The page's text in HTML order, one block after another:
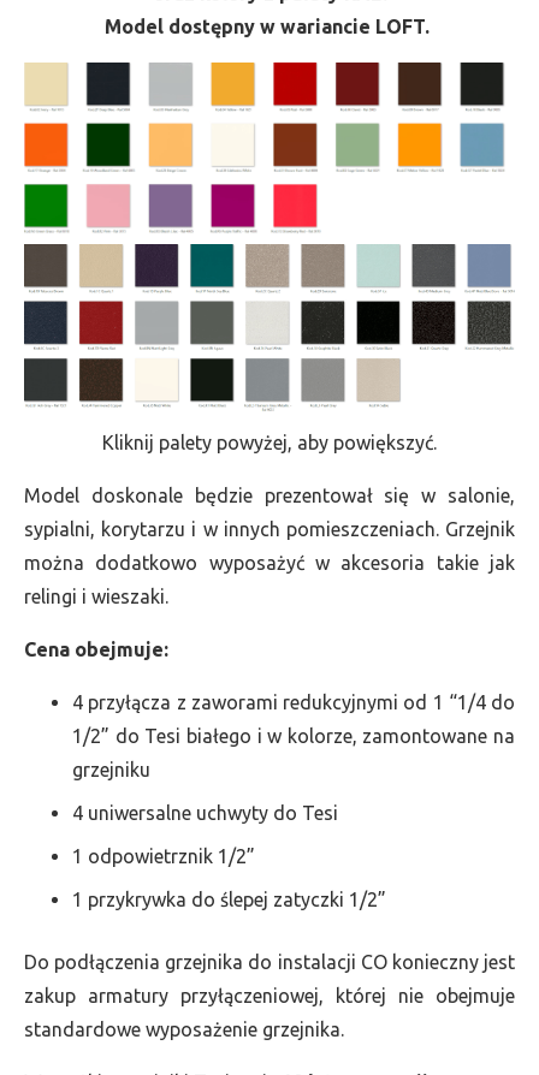
Model dostępny w wariancie LOFT.
Kliknij palety powyżej, aby powiększyć.
Model doskonale będzie prezentował się w salonie,
sypialni, korytarzu i w innych pomieszczeniach. Grzejnik
można dodatkowo wyposażyć w akcesoria takie jak
relingi i wieszaki.
Cena obejmuje:
4 przyłącza z zaworami redukcyjnymi od 1 “1/4 do
1/2” do Tesi białego i w kolorze, zamontowane na
grzejniku
4 uniwersalne uchwyty do Tesi
1 odpowietrznik 1/2”
1 przykrywka do ślepej zatyczki 1/2”
Do podłączenia grzejnika do instalacji CO konieczny jest
zakup armatury przyłączeniowej, której nie obejmuje
standardowe wyposażenie grzejnika.